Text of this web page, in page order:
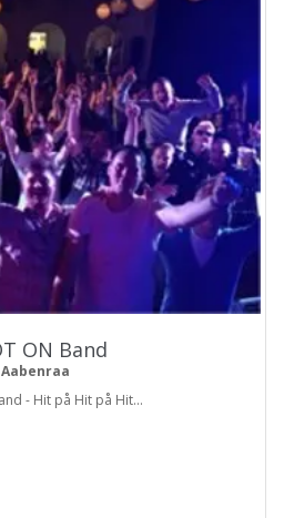
ON Band
Aabenraa
- Hit på Hit på Hit...